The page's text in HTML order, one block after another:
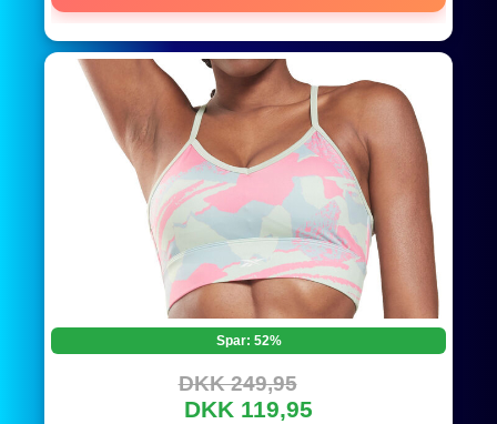
Spar: 52%
DKK 249,95
DKK 119,95